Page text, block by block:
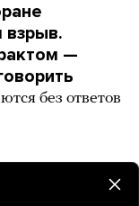
взрыв.
—
без ответов